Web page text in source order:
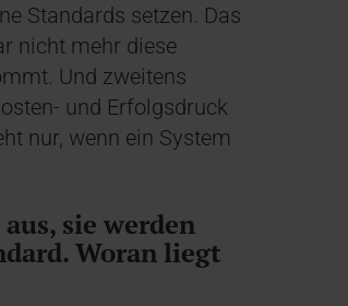
Standards setzen. Das
nicht mehr diese
Und zweitens
und Erfolgsdruck
nur, wenn ein System
sie werden
Woran liegt